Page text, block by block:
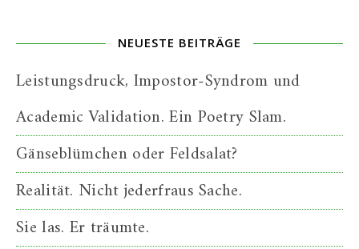
NEUESTE BEITRÄGE
Leistungsdruck, Impostor-Syndrom und
Academic Validation. Ein Poetry Slam.
Gänseblümchen oder Feldsalat?
Realität. Nicht jederfraus Sache.
Sie las. Er träumte.